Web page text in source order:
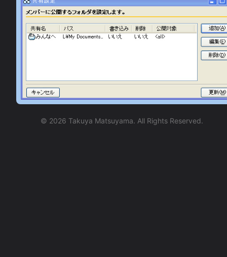
© 2026 Takuya Matsuyama. All Rights Reserved.